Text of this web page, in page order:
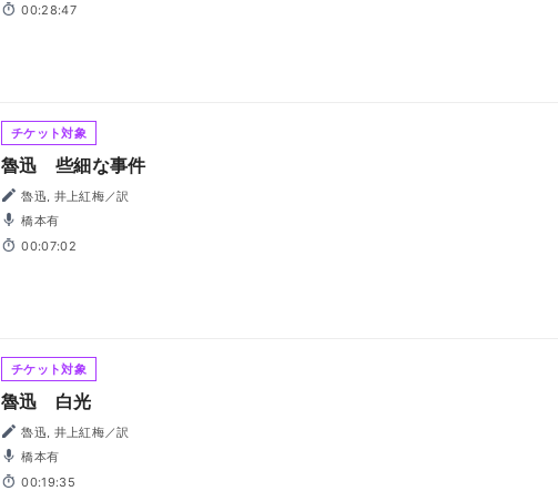
00:28:47
チケット対象
魯迅 些細な事件
魯迅, 井上紅梅／訳
橋本有
00:07:02
チケット対象
魯迅 白光
魯迅, 井上紅梅／訳
橋本有
00:19:35